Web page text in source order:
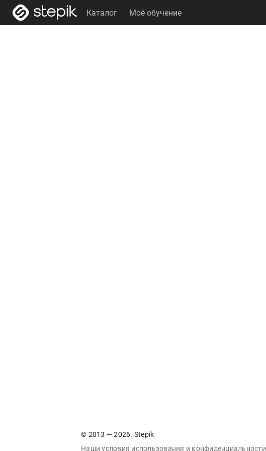
Каталог Моё обучение
© 2013 — 2026. Stepik
Наши условия использования и конфиденциальности